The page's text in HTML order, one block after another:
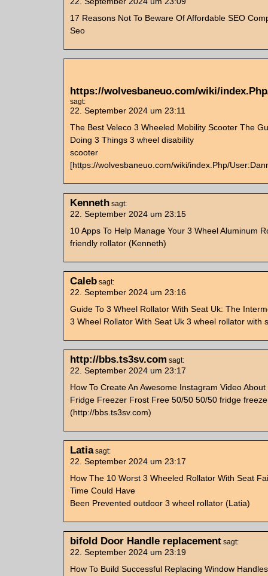
17 Reasons Not To Beware Of Affordable SEO
Seo
https://wolvesbaneuo.com/wiki/
sagt:
22. September 2024 um 23:11
The Best Veleco 3 Wheeled Mobility Scooter The
Doing 3 Things 3 wheel disability
scooter
[https://wolvesbaneuo.com/wiki/index.Php/
Kenneth sagt:
22. September 2024 um 23:15
10 Apps To Help Manage Your 3 Wheel Aluminum
friendly rollator (Kenneth)
Caleb sagt:
22. September 2024 um 23:16
Guide To 3 Wheel Rollator With Seat Uk: The
3 Wheel Rollator With Seat Uk 3 wheel rollator with
http://bbs.ts3sv.com sagt:
22. September 2024 um 23:17
How To Create An Awesome Instagram Video About
Fridge Freezer Frost Free 50/50 50/50 fridge
(http://bbs.ts3sv.com)
Latia sagt:
22. September 2024 um 23:17
How The 10 Worst 3 Wheeled Rollator With Seat
Time Could Have
Been Prevented outdoor 3 wheel rollator (Latia)
bifold Door Handle replacement sagt:
22. September 2024 um 23:19
How To Build Successful Replacing Window